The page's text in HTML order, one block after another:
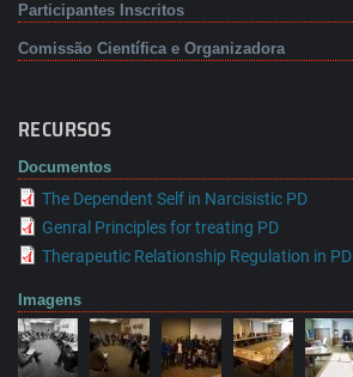
Participantes Inscritos
Comissão Científica e Organizadora
RECURSOS
Documentos
The Dependent Self in Narcisistic PD
Genral Principles for treating PD
Therapeutic Relationship Regulation in PD
Imagens